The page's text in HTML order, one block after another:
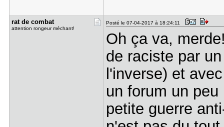
rat de com​bat
attention rongeur méchant!
Posté le 07-04-2017 à 18:24:11
Oh ça va,
de raciste par
l'inverse) et
un forum un
petite guerre